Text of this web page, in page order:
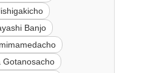
Banjo
Gotanosacho